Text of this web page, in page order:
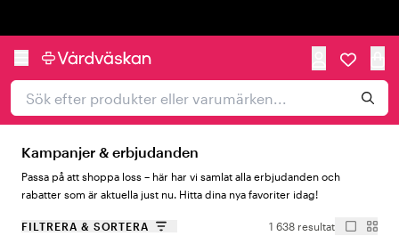
Kampanjer & erbjudanden
Passa på att shoppa loss – här har vi samlat alla erbjudanden och
rabatter som är aktuella just nu. Hitta dina nya favoriter idag!
FILTRERA & SORTERA 1 638 resultat